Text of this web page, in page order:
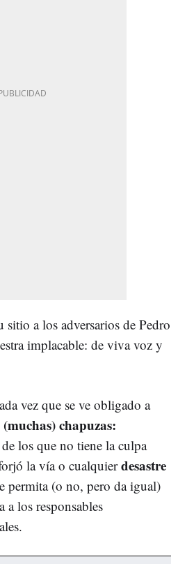
a los adversarios de Pedro
implacable: de viva voz y
vez que se ve obligado a
(muchas) chapuzas:
de los que no tiene la culpa
la vía o cualquierdesastre
permita (o no, pero da igual)
a los responsables